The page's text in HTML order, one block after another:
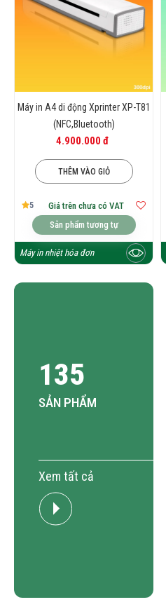
Máy in A4 di động Xprinter XP-T81
(NFC,Bluetooth)
4.900.000 đ
THÊM VÀO GIỎ
5
Giá trên chưa có VAT
Sản phẩm tương tự
Máy in nhiệt hóa đơn
135
SẢN PHẨM
Xem tất cả